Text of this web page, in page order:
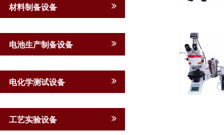
材料制备设备
电池生产制备设备
电化学测试设备
工艺实验设备